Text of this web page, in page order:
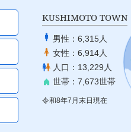
KUSHIMOTO TOWN
男性： 6,315人
女性： 6,914人
人口： 13,229人
世帯： 7,673世帯
令和8年7月末日現在